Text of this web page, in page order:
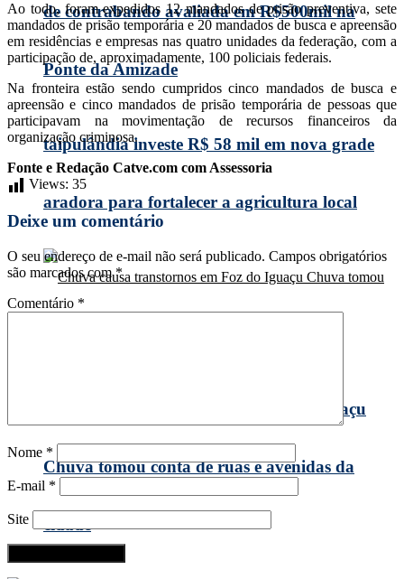
de contrabando avaliada em R$500mil na
Ponte da Amizade
taipulândia investe R$ 58 mil em nova grade
aradora para fortalecer a agricultura local
Chuva causa transtornos em Foz do Iguaçu
Chuva tomou conta de ruas e avenidas da
cidade
Ao todo, foram expedidos 12 mandados de prisão preventiva, sete
mandados de prisão temporária e 20 mandados de busca e apreensão
em residências e empresas nas quatro unidades da federação, com a
participação de, aproximadamente, 100 policiais federais.
Na fronteira estão sendo cumpridos cinco mandados de busca e
apreensão e cinco mandados de prisão temporária de pessoas que
participavam na movimentação de recursos financeiros da
organização criminosa.
Fonte e Redação Catve.com com Assessoria
Views: 35
Deixe um comentário
O seu endereço de e-mail não será publicado. Campos obrigatórios
são marcados com*
Comentário *
Nome *
E-mail *
Site